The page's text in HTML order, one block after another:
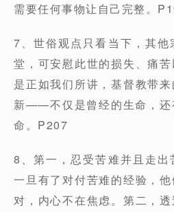
需要任何事物让自己完整。
7、世俗观点只看当下，其他
堂，可安慰此世的损失、痛
是正如我们所讲，基督教带
新——不仅是曾经的生命，还
命。P207
8、第一，忍受苦难并且走出
一旦有了对付苦难的经验，
对，内心不在焦虑。第二，